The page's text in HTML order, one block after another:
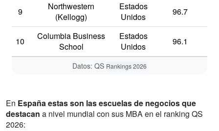
9
Northwestern
(Kellogg)
Estados
Unidos
96.7
10
Columbia Business
School
Estados
Unidos
96.1
Datos: QS Rankings 2026
En España estas son las escuelas de negocios que
destacan a nivel mundial con sus MBA en el ranking QS
2026: